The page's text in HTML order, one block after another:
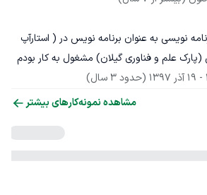
نویسی به عنوان برنامه نویس در ( استارآپ
علم و فناوری گیلان) مشغول به کار بودم
- 19 آذر 1397 (حدود 3 سال)
مشاهده نمونه‌کارهای بیشتر